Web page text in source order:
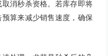
消秒杀资格。若库存即将
算来减少销售速度，确保